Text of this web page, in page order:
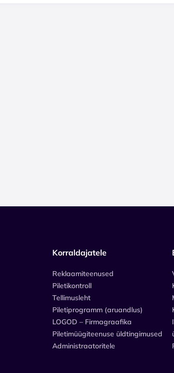
Korraldajatele
Reklaamiteenused
Piletikontroll
Tellimusleht
Piletiprogramm (aruandlus)
LOGOD – Firmagraafika
Piletimüügiteenuse üldtingimused
Administraatoritele